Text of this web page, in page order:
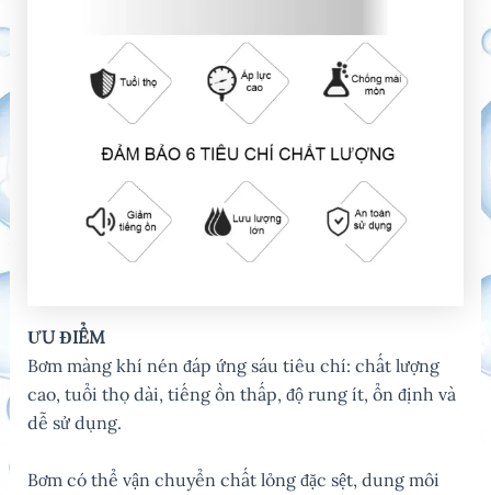
ƯU ĐIỂM
Bơm màng khí nén đáp ứng sáu tiêu chí: chất lượng
cao, tuổi thọ dài, tiếng ồn thấp, độ rung ít, ổn định và
dễ sử dụng.
Bơm có thể vận chuyển chất lỏng đặc sệt, dung môi